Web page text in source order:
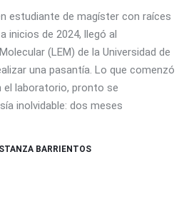
estudiante de magíster con raíces
inicios de 2024, llegó al
(LEM) de la Universidad de
una pasantía. Lo que comenzó
el laboratorio, pronto se
inolvidable: dos meses
BARRIENTOS